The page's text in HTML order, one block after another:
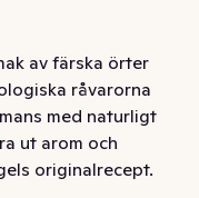
av färska örter
råvarorna
med naturligt
ut arom och
originalrecept.